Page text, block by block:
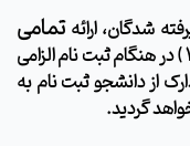
شدگان، ارائهتمامی
در هنگام ثبت نامالزامی
از دانشجو ثبت نام به
گردید.